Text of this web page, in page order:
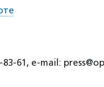
83-61, e-mail: